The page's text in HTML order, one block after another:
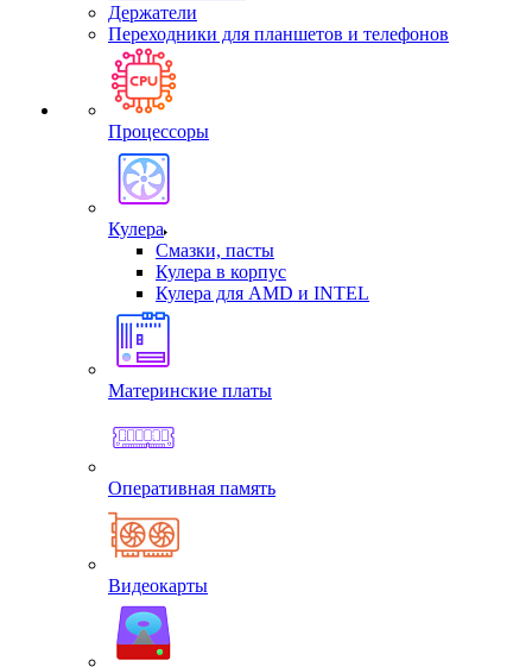
Держатели
Переходники для планшетов и телефонов
Процессоры
Кулера
Смазки, пасты
Кулера в корпус
Кулера для AMD и INTEL
Материнские платы
Оперативная память
Видеокарты